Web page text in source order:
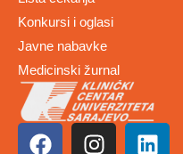
Konkursi i oglasi
Javne nabavke
Medicinski žurnal